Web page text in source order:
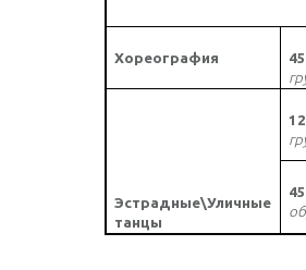
Хореография
Эстрадные\Уличные
танцы